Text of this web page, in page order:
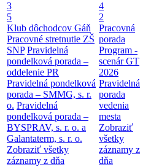
3
5
Klub dôchodcov Gáň
Pracovné stretnutie ZŠ
SNP Pravidelná
pondelková porada –
oddelenie PR
Pravidelná pondelková
porada – SMMG, s. r.
o. Pravidelná
pondelková porada –
BYSPRAV, s. r. o. a
Galantaterm, s. r. o.
Zobraziť všetky
záznamy z dňa
4
2
Pracovná
porada
Program -
scenár GT
2026
Pravidelná
porada
vedenia
mesta
Zobraziť
všetky
záznamy z
dňa